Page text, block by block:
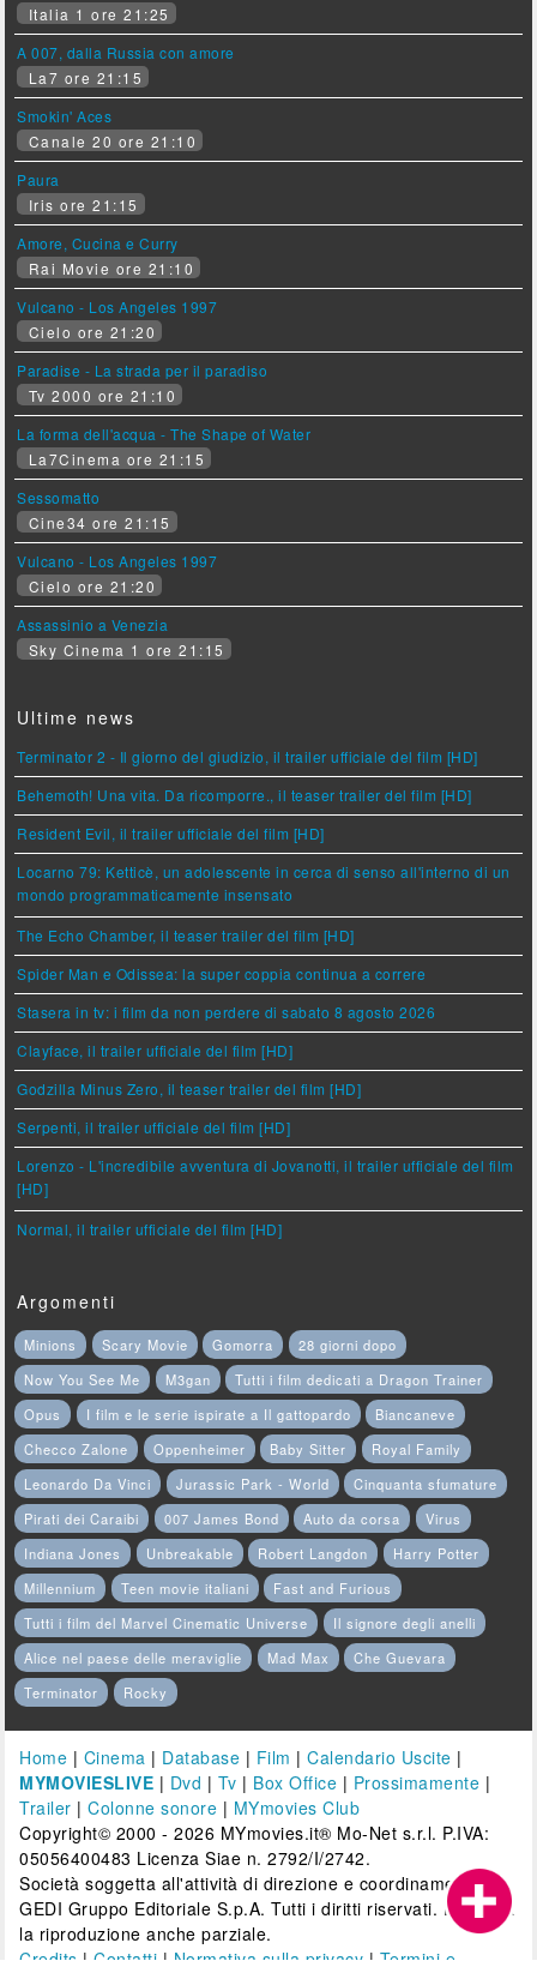
Italia 1 ore 21:25
A 007, dalla Russia con amore
La7 ore 21:15
Smokin' Aces
Canale 20 ore 21:10
Paura
Iris ore 21:15
Amore, Cucina e Curry
Rai Movie ore 21:10
Vulcano - Los Angeles 1997
Cielo ore 21:20
Paradise - La strada per il paradiso
Tv 2000 ore 21:10
La forma dell'acqua - The Shape of Water
La7Cinema ore 21:15
Sessomatto
Cine34 ore 21:15
Vulcano - Los Angeles 1997
Cielo ore 21:20
Assassinio a Venezia
Sky Cinema 1 ore 21:15
Ultime news
Terminator 2 - Il giorno del giudizio, il trailer ufficiale del film [HD]
Behemoth! Una vita. Da ricomporre., il teaser trailer del film [HD]
Resident Evil, il trailer ufficiale del film [HD]
Locarno 79: Ketticè, un adolescente in cerca di senso all'interno di un
mondo programmaticamente insensato
The Echo Chamber, il teaser trailer del film [HD]
Spider Man e Odissea: la super coppia continua a correre
Stasera in tv: i film da non perdere di sabato 8 agosto 2026
Clayface, il trailer ufficiale del film [HD]
Godzilla Minus Zero, il teaser trailer del film [HD]
Serpenti, il trailer ufficiale del film [HD]
Lorenzo - L'incredibile avventura di Jovanotti, il trailer ufficiale del film
[HD]
Normal, il trailer ufficiale del film [HD]
Argomenti
Minions Scary Movie Gomorra
28 giorni dopo
Now You See Me
M3gan
Tutti i film dedicati a Dragon Trainer
Opus
I film e le serie ispirate a Il gattopardo
Biancaneve
Checco Zalone
Oppenheimer Baby Sitter
Royal Family
Leonardo Da Vinci
Jurassic Park - World
Cinquanta sfumature
Pirati dei Caraibi
007 James Bond Auto da corsa
Virus
Indiana Jones
Unbreakable Robert Langdon
Harry Potter
Millennium
Teen movie italiani
Fast and Furious
Tutti i film del Marvel Cinematic Universe
Il signore degli anelli
Alice nel paese delle meraviglie
Mad Max
Che Guevara
Terminator
Rocky
Home | Cinema | Database | Film |Calendario Uscite |
MYMOVIESLIVE | Dvd | Tv | Box Office | Prossimamente |
Trailer |Colonne sonore | MYmovies Club
Copyright© 2000 - 2026 MYmovies.it® Mo-Net s.r.l. P.IVA:
05056400483 Licenza Siae n. 2792/I/2742.
Società soggetta all'attività di direzione e coordinamento di
GEDI Gruppo Editoriale S.p.A. Tutti i diritti riservati. È vietata
la riproduzione anche parziale.
Credits |Contatti | Normativa sulla privacy | Termini e